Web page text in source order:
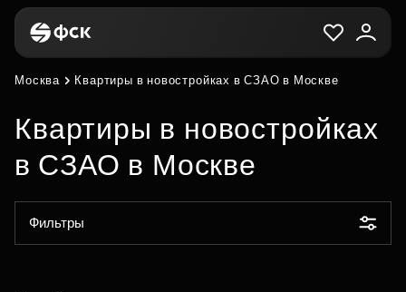
Москва Квартиры в новостройках в СЗАО в Москве
Квартиры в новостройках
в СЗАО в Москве
Фильтры